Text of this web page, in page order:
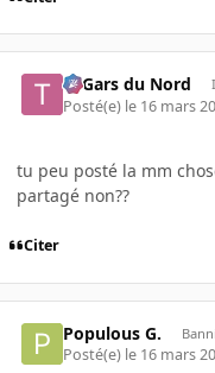
Ti Gars du Nord
Posté(e) le 16 mars
tu peu posté la mm
partagé non??
Citer
Populous G. Banni
Posté(e) le 16 mars